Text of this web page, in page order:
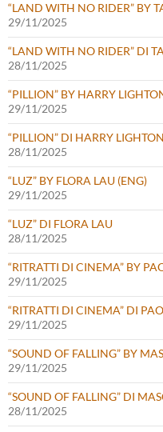
“LAND WITH NO RIDER” BY
29/11/2025
“LAND WITH NO RIDER” DI
28/11/2025
“PILLION” BY HARRY
29/11/2025
“PILLION” DI HARRY LIGHTON
28/11/2025
“LUZ” BY FLORA LAU (ENG)
29/11/2025
“LUZ” DI FLORA LAU
28/11/2025
“RITRATTI DI CINEMA” BY
29/11/2025
“RITRATTI DI CINEMA” DI
29/11/2025
“SOUND OF FALLING” BY
29/11/2025
“SOUND OF FALLING” DI
28/11/2025